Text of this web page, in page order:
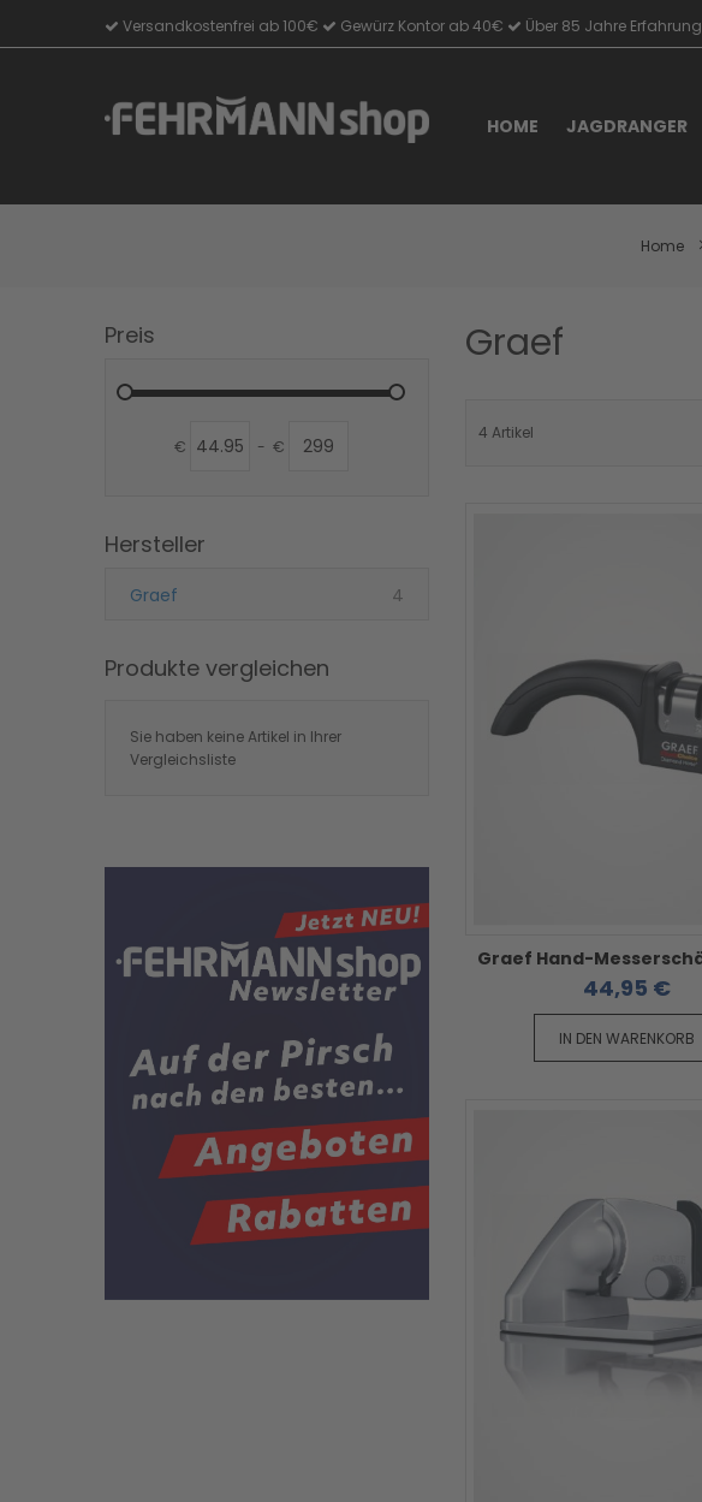
Versandkostenfrei ab 100€ Gewürz Kontor ab 40€ Über 85 Jahre Erfahrung
Direkt
HOME JAGDRANGER
Home
Graef
4 Artikel
44,95 €
IN DEN WARENKORB
Preis
€ - €
Hersteller
Graef 4
Produkte vergleichen
Sie haben keine Artikel in Ihrer
Vergleichsliste